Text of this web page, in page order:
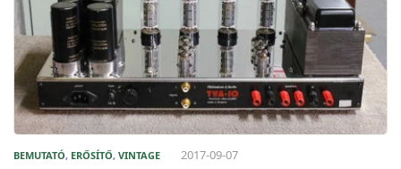
BEMUTATÓ, ERŐSÍTŐ, VINTAGE 2017-09-07